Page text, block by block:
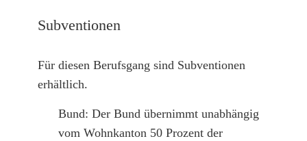
Subventionen
Für diesen Berufsgang sind Subventionen
erhältlich.
Bund: Der Bund übernimmt unabhängig
vom Wohnkanton 50 Prozent der